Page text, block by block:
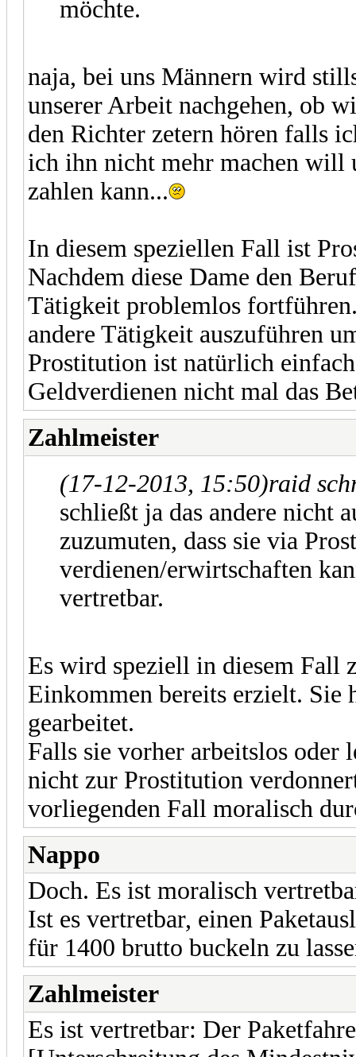
möchte.
naja, bei uns Männern wird
unserer Arbeit nachgehen, ob
den Richter zetern hören falls
ich ihn nicht mehr machen will
zahlen kann...
In diesem speziellen Fall ist
Nachdem diese Dame den
Tätigkeit problemlos
andere Tätigkeit auszuführen
Prostitution ist natürlich
Geldverdienen nicht mal das
Zahlmeister
(17-12-2013, 15:50)raid
schließt ja das andere nicht
zuzumuten, dass sie via
verdienen/erwirtschaften
vertretbar.
Es wird speziell in diesem Fall
Einkommen bereits erzielt. Sie
gearbeitet.
Falls sie vorher arbeitslos
nicht zur Prostitution
vorliegenden Fall moralisch
Nappo
Doch. Es ist moralisch
Ist es vertretbar, einen
für 1400 brutto buckeln zu
Zahlmeister
Es ist vertretbar: Der